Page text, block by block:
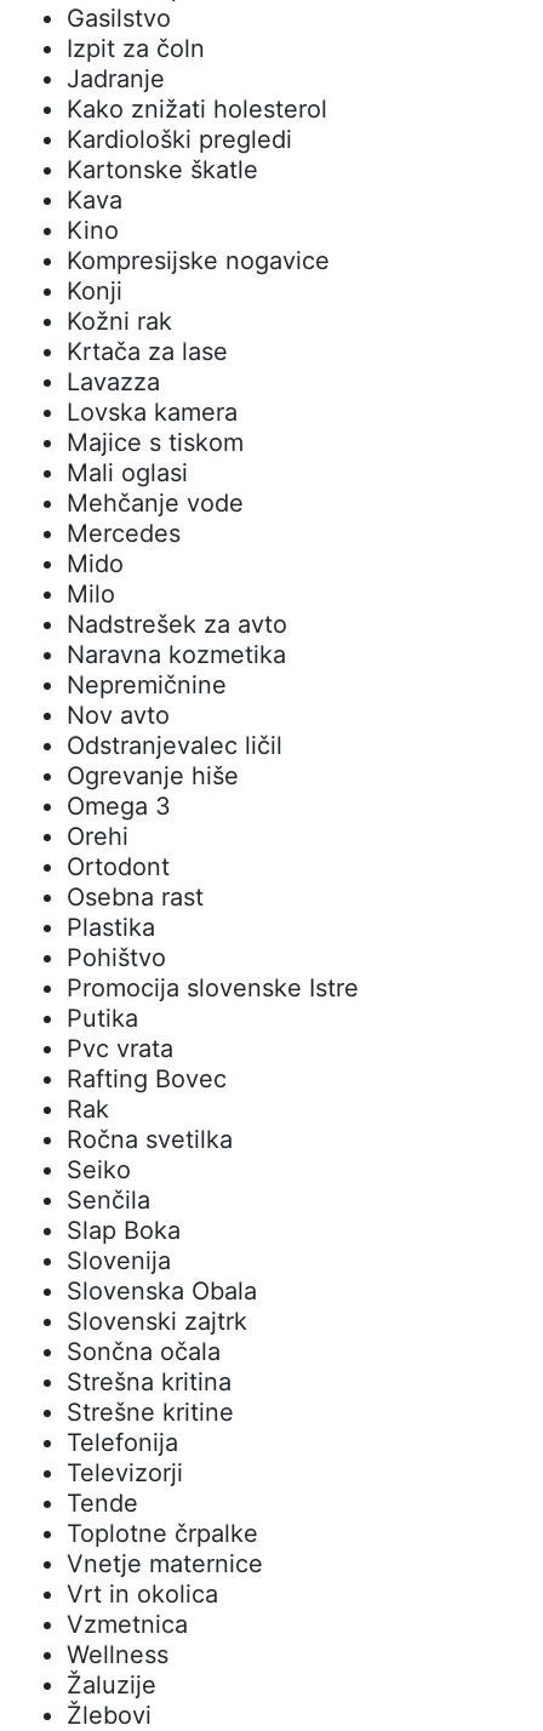
Gasilstvo
Izpit za čoln
Jadranje
Kako znižati holesterol
Kardiološki pregledi
Kartonske škatle
Kava
Kino
Kompresijske nogavice
Konji
Kožni rak
Krtača za lase
Lavazza
Lovska kamera
Majice s tiskom
Mali oglasi
Mehčanje vode
Mercedes
Mido
Milo
Nadstrešek za avto
Naravna kozmetika
Nepremičnine
Nov avto
Odstranjevalec ličil
Ogrevanje hiše
Omega 3
Orehi
Ortodont
Osebna rast
Plastika
Pohištvo
Promocija slovenske Istre
Putika
Pvc vrata
Rafting Bovec
Rak
Ročna svetilka
Seiko
Senčila
Slap Boka
Slovenija
Slovenska Obala
Slovenski zajtrk
Sončna očala
Strešna kritina
Strešne kritine
Telefonija
Televizorji
Tende
Toplotne črpalke
Vnetje maternice
Vrt in okolica
Vzmetnica
Wellness
Žaluzije
Žlebovi